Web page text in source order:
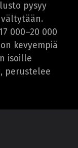
pysyy
000–20 000
kevyempiä
isoille
perustelee